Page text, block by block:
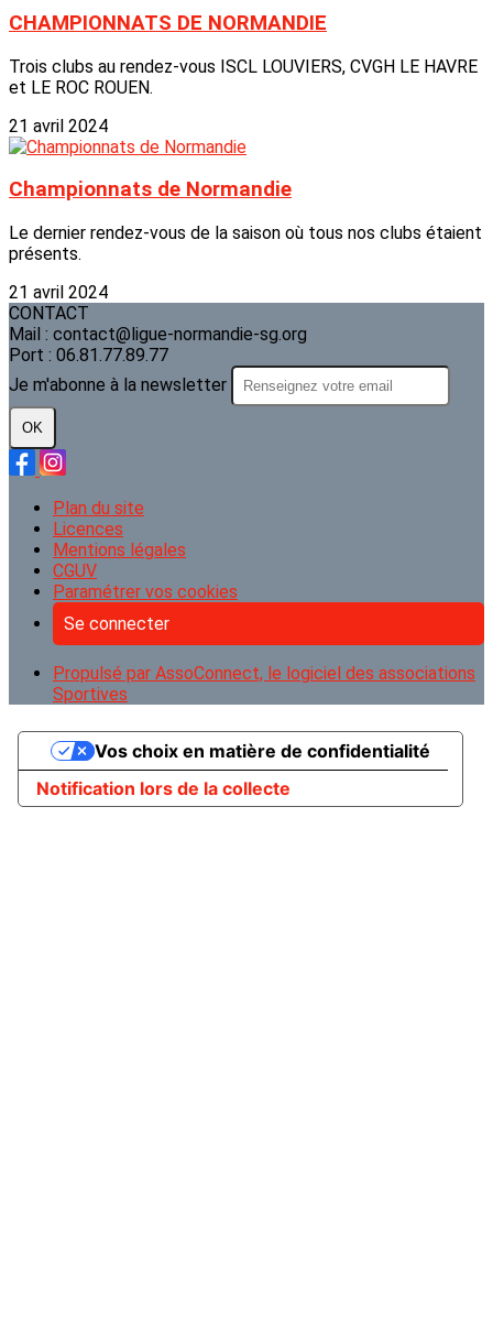
CHAMPIONNATS DE NORMANDIE
Trois clubs au rendez-vous ISCL LOUVIERS, CVGH LE HAVRE
et LE ROC ROUEN.
21 avril 2024
Championnats de Normandie
Le dernier rendez-vous de la saison où tous nos clubs étaient
présents.
21 avril 2024
CONTACT
Mail : contact@ligue-normandie-sg.org
Port : 06.81.77.89.77
Je m'abonne à la newsletter
OK
Plan du site
Licences
Mentions légales
CGUV
Paramétrer vos cookies
Se connecter
Propulsé par AssoConnect, le logiciel des associations
Sportives
Notification lors de la collecte
Vos choix en matière de confidentialité